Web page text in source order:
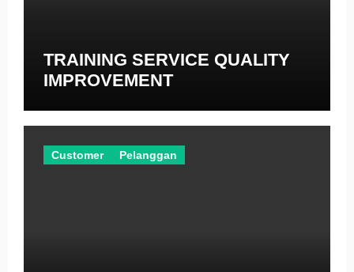
TRAINING SERVICE QUALITY
IMPROVEMENT
Customer Pelanggan